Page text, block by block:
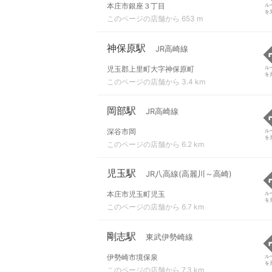
本庄市銀座３丁目
このページの店舗から 653 m
ル
を
神保原駅 JR高崎線
児玉郡上里町大字神保原町
このページの店舗から 3.4 km
ル
を
岡部駅 JR高崎線
深谷市岡
このページの店舗から 6.2 km
ル
を
児玉駅 JR八高線(高麗川～高崎)
本庄市児玉町児玉
このページの店舗から 6.7 km
ル
を
剛志駅 東武伊勢崎線
伊勢崎市境保泉
このページの店舗から 7.3 km
ル
を